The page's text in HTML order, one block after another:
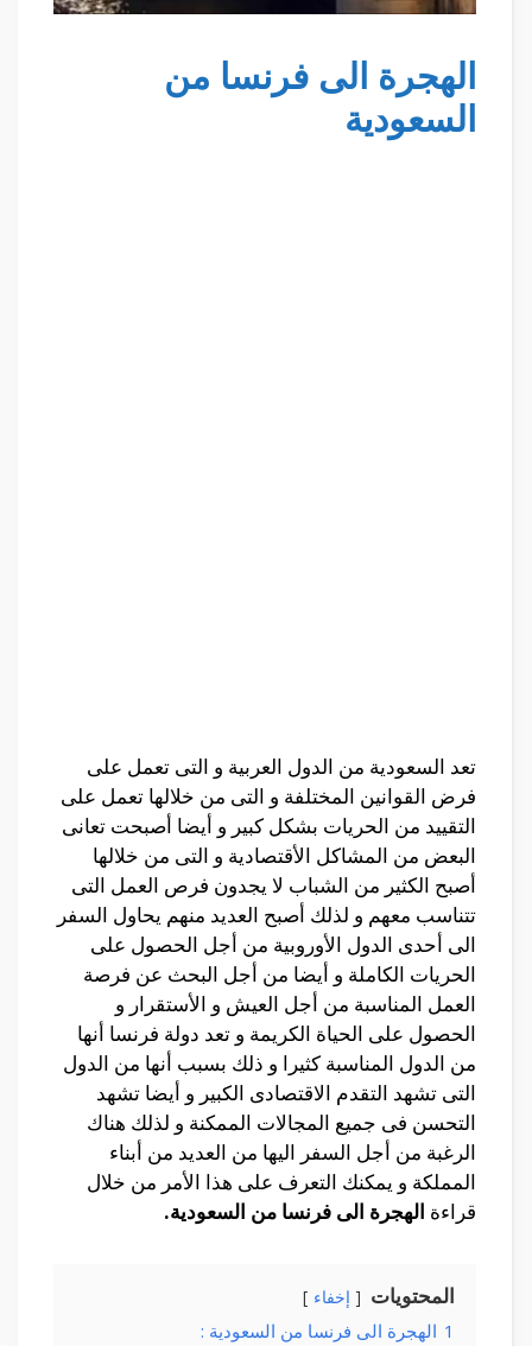
الهجرة الى فرنسا من
السعودية
تعد السعودية من الدول العربية و التى تعمل على
فرض القوانين المختلفة و التى من خلالها تعمل على
التقييد من الحريات بشكل كبير و أيضا أصبحت تعانى
البعض من المشاكل الأقتصادية و التى من خلالها
أصبح الكثير من الشباب لا يجدون فرص العمل التى
تتناسب معهم و لذلك أصبح العديد منهم يحاول السفر
الى أحدى الدول الأوروبية من أجل الحصول على
الحريات الكاملة و أيضا من أجل البحث عن فرصة
العمل المناسبة من أجل العيش و الأستقرار و
الحصول على الحياة الكريمة و تعد دولة فرنسا أنها
من الدول المناسبة كثيرا و ذلك بسبب أنها من الدول
التى تشهد التقدم الاقتصادى الكبير و أيضا تشهد
التحسن فى جميع المجالات الممكنة و لذلك هناك
الرغبة من أجل السفر اليها من العديد من أبناء
المملكة و يمكنك التعرف على هذا الأمر من خلال
قراءة الهجرة الى فرنسا من السعودية.
المحتويات إخفاء
1 الهجرة الى فرنسا من السعودية :